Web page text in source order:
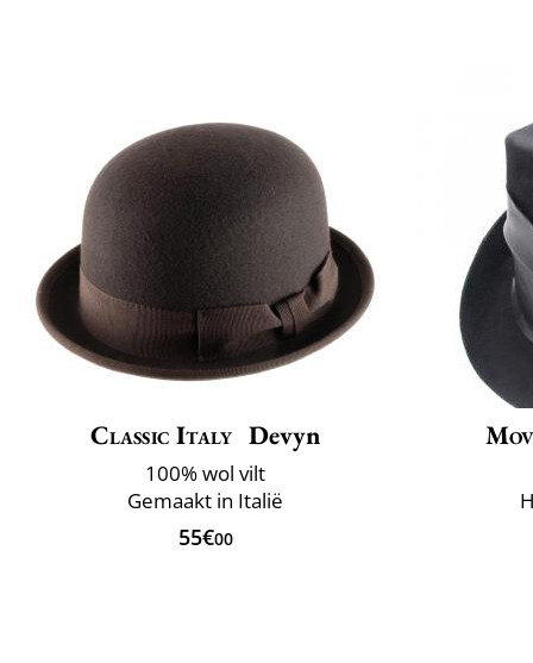
Classic Italy Devyn
100% wol vilt
Gemaakt in Italië
55€00